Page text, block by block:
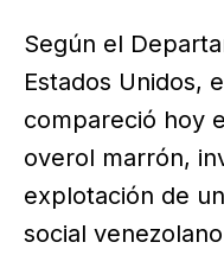
Según el
Estados Unidos,
compareció hoy
overol marrón,
explotación de
social